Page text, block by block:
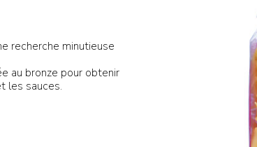
recherche minutieuse
au bronze pour obtenir
les sauces.